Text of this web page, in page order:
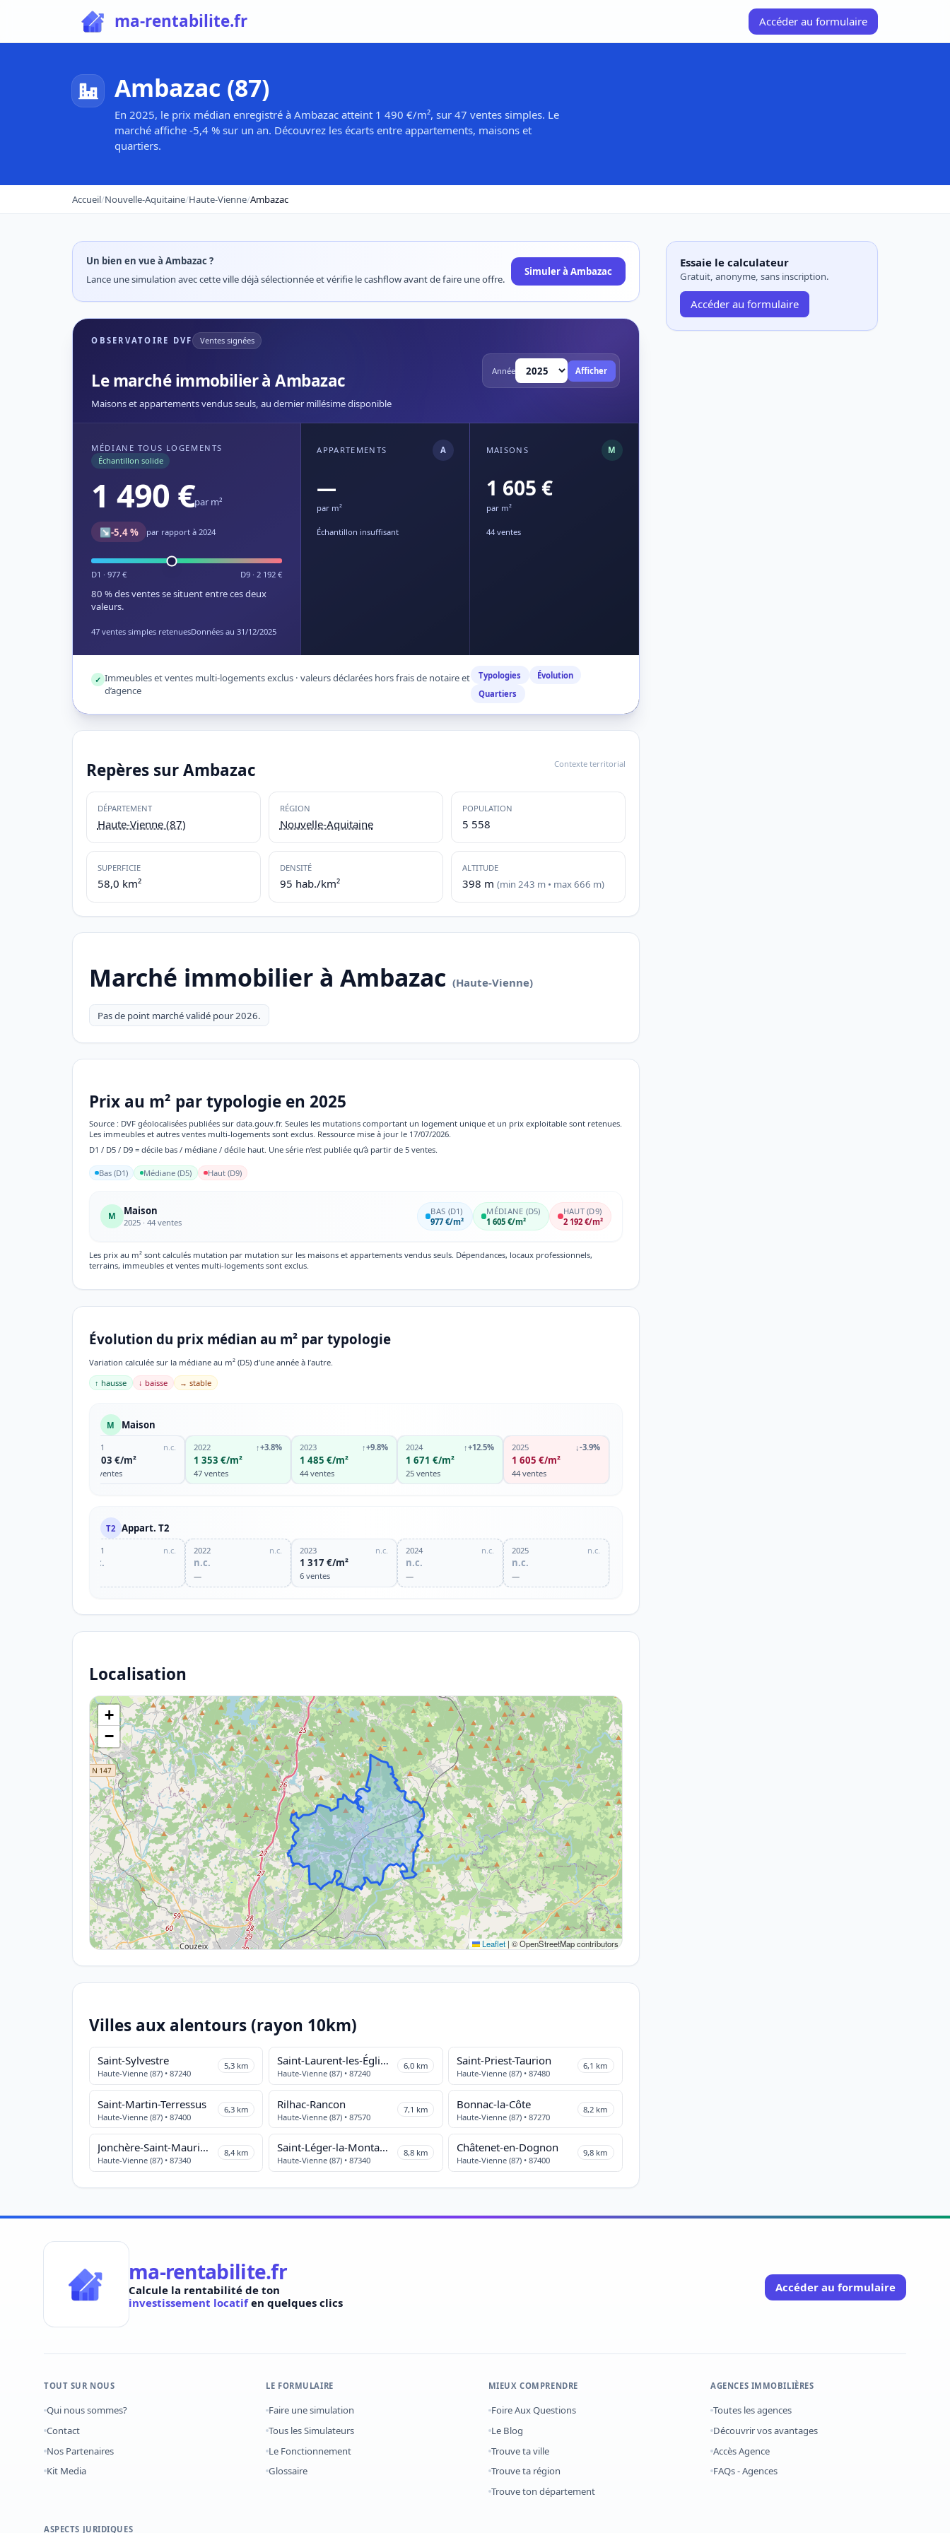
ma-rentabilite.fr Accéder au formulaire
Ambazac (87)
En 2025, le prix médian enregistré à Ambazac atteint 1 490 €/m², sur 47 ventes simples. Le
marché affiche -5,4 % sur un an. Découvrez les écarts entre appartements, maisons et
quartiers.
Accueil/Nouvelle-Aquitaine/Haute-Vienne/Ambazac
Un bien en vue à Ambazac ?
Lance une simulation avec cette ville déjà sélectionnée et vérifie le cashflow avant de faire une offre.
Simuler à Ambazac
OBSERVATOIRE DVF Ventes signées
Le marché immobilier à Ambazac
Maisons et appartements vendus seuls, au dernier millésime disponible
Année Afficher
MÉDIANE TOUS LOGEMENTS
Échantillon solide
1 490 €par m²
↘-5,4 % par rapport à 2024
D1 · 977 € D9 · 2 192 €
80 % des ventes se situent entre ces deux
valeurs.
47 ventes simples retenuesDonnées au 31/12/2025
APPARTEMENTS A
—
par m²
Échantillon insuffisant
MAISONS M
1 605 €
par m²
44 ventes
✓ Immeubles et ventes multi-logements exclus · valeurs déclarées hors frais de notaire et
d’agence
Typologies
Évolution
Quartiers
Repères sur Ambazac Contexte territorial
DÉPARTEMENT
Haute-Vienne (87)
RÉGION
Nouvelle-Aquitaine
POPULATION
5 558
SUPERFICIE
58,0 km²
DENSITÉ
95 hab./km²
ALTITUDE
398 m (min 243 m • max 666 m)
Marché immobilier à Ambazac (Haute-Vienne)
Pas de point marché validé pour 2026.
Prix au m² par typologie en 2025
Source : DVF géolocalisées publiées sur data.gouv.fr. Seules les mutations comportant un logement unique et un prix exploitable sont retenues.
Les immeubles et autres ventes multi-logements sont exclus. Ressource mise à jour le 17/07/2026.
D1 / D5 / D9 = décile bas / médiane / décile haut. Une série n’est publiée qu’à partir de 5 ventes.
Bas (D1) Médiane (D5) Haut (D9)
M Maison
2025 · 44 ventes
BAS (D1)
977 €/m²
MÉDIANE (D5)
1 605 €/m²
HAUT (D9)
2 192 €/m²
Les prix au m² sont calculés mutation par mutation sur les maisons et appartements vendus seuls. Dépendances, locaux professionnels,
terrains, immeubles et ventes multi-logements sont exclus.
Évolution du prix médian au m² par typologie
Variation calculée sur la médiane au m² (D5) d’une année à l’autre.
↑ hausse
↓ baisse → stable
M Maison
2021 n.c.
1 303 €/m²
38 ventes
2022 ↑+3.8%
1 353 €/m²
47 ventes
2023 ↑+9.8%
1 485 €/m²
44 ventes
2024 ↑+12.5%
1 671 €/m²
25 ventes
2025 ↓-3.9%
1 605 €/m²
44 ventes
T2 Appart. T2
2021 n.c.
n.c.
2022 n.c.
n.c.
—
2023 n.c.
1 317 €/m²
6 ventes
2024 n.c.
n.c.
—
2025 n.c.
n.c.
—
Localisation
+
−
Leaflet | © OpenStreetMap contributors
Villes aux alentours (rayon 10km)
Saint-Sylvestre
Haute-Vienne (87) • 87240
5,3 km Saint-Laurent-les-Églises
Haute-Vienne (87) • 87240
6,0 km Saint-Priest-Taurion
Haute-Vienne (87) • 87480
6,1 km
Saint-Martin-Terressus
Haute-Vienne (87) • 87400
6,3 km Rilhac-Rancon
Haute-Vienne (87) • 87570
7,1 km Bonnac-la-Côte
Haute-Vienne (87) • 87270
8,2 km
Jonchère-Saint-Maurice
Haute-Vienne (87) • 87340
8,4 km Saint-Léger-la-Montagne
Haute-Vienne (87) • 87340
8,8 km Châtenet-en-Dognon
Haute-Vienne (87) • 87400
9,8 km
Essaie le calculateur
Gratuit, anonyme, sans inscription.
Accéder au formulaire
ma-rentabilite.fr
Calcule la rentabilité de ton
investissement locatifen quelques clics
Accéder au formulaire
TOUT SUR NOUS
Qui nous sommes?
Contact
Nos Partenaires
Kit Media
LE FORMULAIRE
Faire une simulation
Tous les Simulateurs
Le Fonctionnement
Glossaire
MIEUX COMPRENDRE
Foire Aux Questions
Le Blog
Trouve ta ville
Trouve ta région
Trouve ton département
AGENCES IMMOBILIÈRES
Toutes les agences
Découvrir vos avantages
Accès Agence
FAQs - Agences
ASPECTS JURIDIQUES